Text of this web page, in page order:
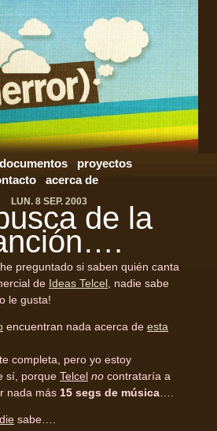
documentos
proyectos
acerca de
LUN. 8 SEP. 2003de la
preguntado si saben quién canta
de Ideas Telcel , nadie sabe
le gusta!
encuentran nada acerca de esta
completa, pero yo estoy
sí, porque Telcel no contrataría a
nada más 15 segs de música
sabe….